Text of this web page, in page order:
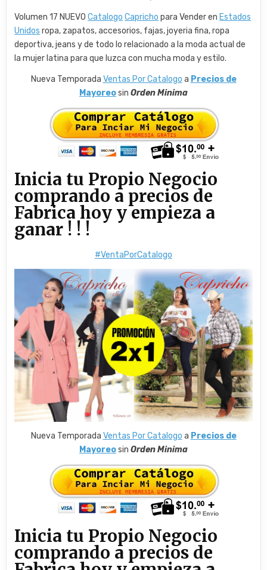
Volumen 17 NUEVOCatalogo Capricho para Vender en Estados
Unidos ropa, zapatos, accesorios, fajas, joyeria fina, ropa
deportiva, jeans y de todo lo relacionado a la moda actual de
la mujer latina para que luzca con mucha moda y estilo.
Nueva Temporada Ventas Por Catalogo a Precios de
Mayoreosin Orden Minima
Inicia tu Propio Negocio
comprando a precios de
Fabrica hoy y empieza a
ganar ! ! !
#VentaPorCatalogo
Nueva Temporada Ventas Por Catalogo a Precios de
Mayoreosin Orden Minima
Inicia tu Propio Negocio
comprando a precios de